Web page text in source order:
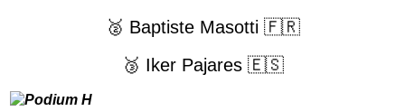
🥈 Baptiste Masotti 🇫🇷
🥉 Iker Pajares 🇪🇸